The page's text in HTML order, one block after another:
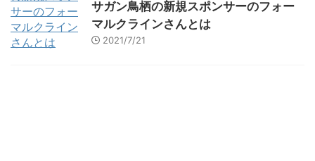
サガン鳥栖の新規スポンサーのフォー
マルクラインさんとは
2021/7/21